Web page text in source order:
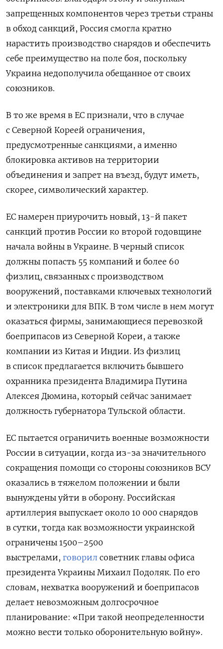
запрещенных компонентов через третьи страны
в обход санкций, Россия смогла кратно
нарастить производство снарядов и обеспечить
себе преимущество на поле боя, поскольку
Украина недополучила обещанное от своих
союзников.
В то же время в ЕС признали, что в случае
с Северной Кореей ограничения,
предусмотренные санкциями, а именно
блокировка активов на территории
объединения и запрет на въезд, будут иметь,
скорее, символический характер.
ЕС намерен приурочить новый, 13-й пакет
санкций против России ко второй годовщине
начала войны в Украине. В черный список
должны попасть 55 компаний и более 60
физлиц, связанных с производством
вооружений, поставками ключевых технологий
и электроники для ВПК. В том числе в нем могут
оказаться фирмы, занимающиеся перевозкой
боеприпасов из Северной Кореи, а также
компании из Китая и Индии. Из физлиц
в список предлагается включить бывшего
охранника президента Владимира Путина
Алексея Дюмина, который сейчас занимает
должность губернатора Тульской области.
ЕС пытается ограничить военные возможности
России в ситуации, когда из-за значительного
сокращения помощи со стороны союзников ВСУ
оказались в тяжелом положении и были
вынуждены уйти в оборону. Российская
артиллерия выпускает около 10 000 снарядов
в сутки, тогда как возможности украинской
ограничены 1500–2500
выстрелами, говорил советник главы офиса
президента Украины Михаил Подоляк. По его
словам, нехватка вооружений и боеприпасов
делает невозможным долгосрочное
планирование: «При такой неопределенности
можно вести только оборонительную войну».